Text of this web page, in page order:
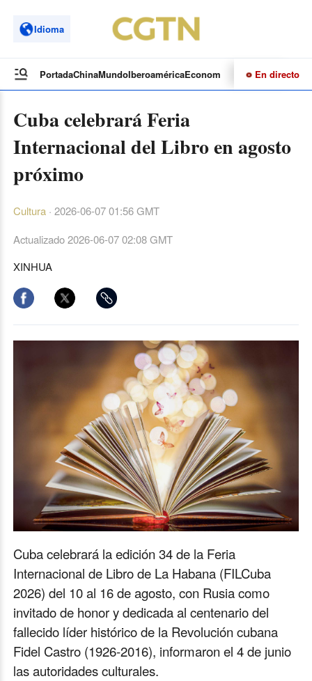
Idioma
PortadaChinaMundoIberoaméricaEconomía CulturaDeportes
En directo
Cuba celebrará Feria
Internacional del Libro en agosto
próximo
Cultura· 2026-06-07 01:56 GMT
Actualizado2026-06-07 02:08 GMT
XINHUA
Cuba celebrará la edición 34 de la Feria
Internacional de Libro de La Habana (FILCuba
2026) del 10 al 16 de agosto, con Rusia como
invitado de honor y dedicada al centenario del
fallecido líder histórico de la Revolución cubana
Fidel Castro (1926-2016), informaron el 4 de junio
las autoridades culturales.